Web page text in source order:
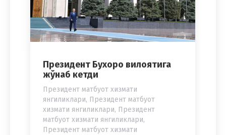
Президент Бухоро вилоятига
жўнаб кетди
Президент матбуот хизмати
янгиликлари, Президент матбуот
хизмати янгиликлари, Президент
матбуот хизмати янгиликлари,
Президент матбуот хизмати